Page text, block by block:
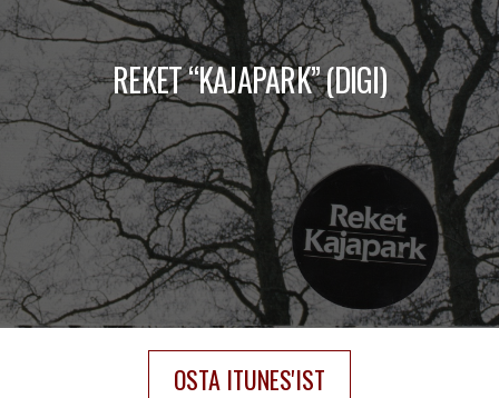
REKET “KAJAPARK” (DIGI)
OSTA ITUNES'IST